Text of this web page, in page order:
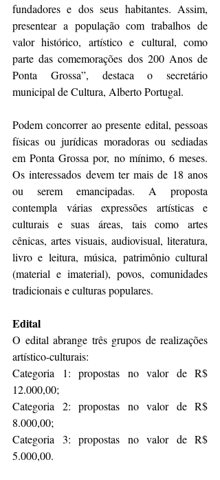
fundadores e dos seus habitantes. Assim,
presentear a população com trabalhos de
valor histórico, artístico e cultural, como
parte das comemorações dos 200 Anos de
Ponta Grossa”, destaca o secretário
municipal de Cultura, Alberto Portugal.
Podem concorrer ao presente edital, pessoas
físicas ou jurídicas moradoras ou sediadas
em Ponta Grossa por, no mínimo, 6 meses.
Os interessados devem ter mais de 18 anos
ou serem emancipadas. A proposta
contempla várias expressões artísticas e
culturais e suas áreas, tais como artes
cênicas, artes visuais, audiovisual, literatura,
livro e leitura, música, patrimônio cultural
(material e imaterial), povos, comunidades
tradicionais e culturas populares.
Edital
O edital abrange três grupos de realizações
artístico-culturais:
Categoria 1: propostas no valor de R$
12.000,00;
Categoria 2: propostas no valor de R$
8.000,00;
Categoria 3: propostas no valor de R$
5.000,00.